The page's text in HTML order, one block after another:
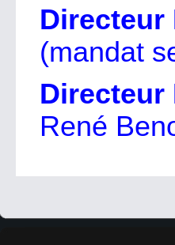
Directeur
(mandat
Directeur
René